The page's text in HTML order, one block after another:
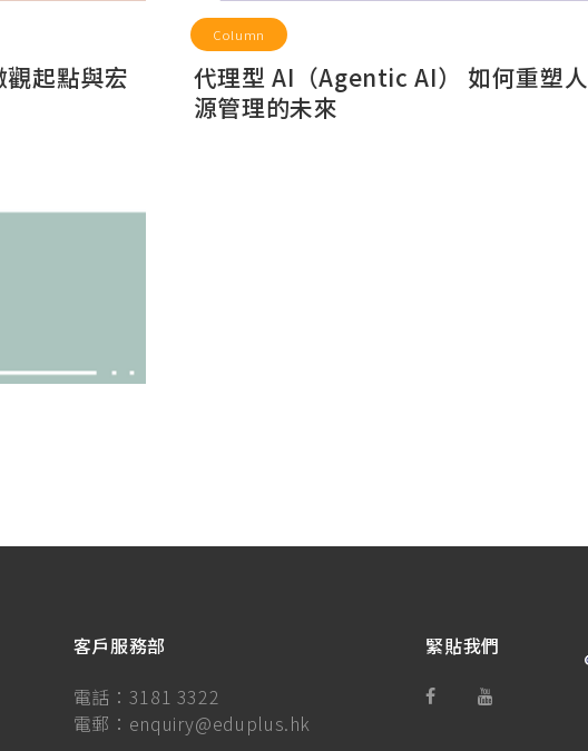
起點與宏
Column
代理型 AI（Agentic AI） 如何重塑
源管理的未來
客戶服務部
電話： 3181 3322
電郵： enquiry@eduplus.hk
緊貼我們